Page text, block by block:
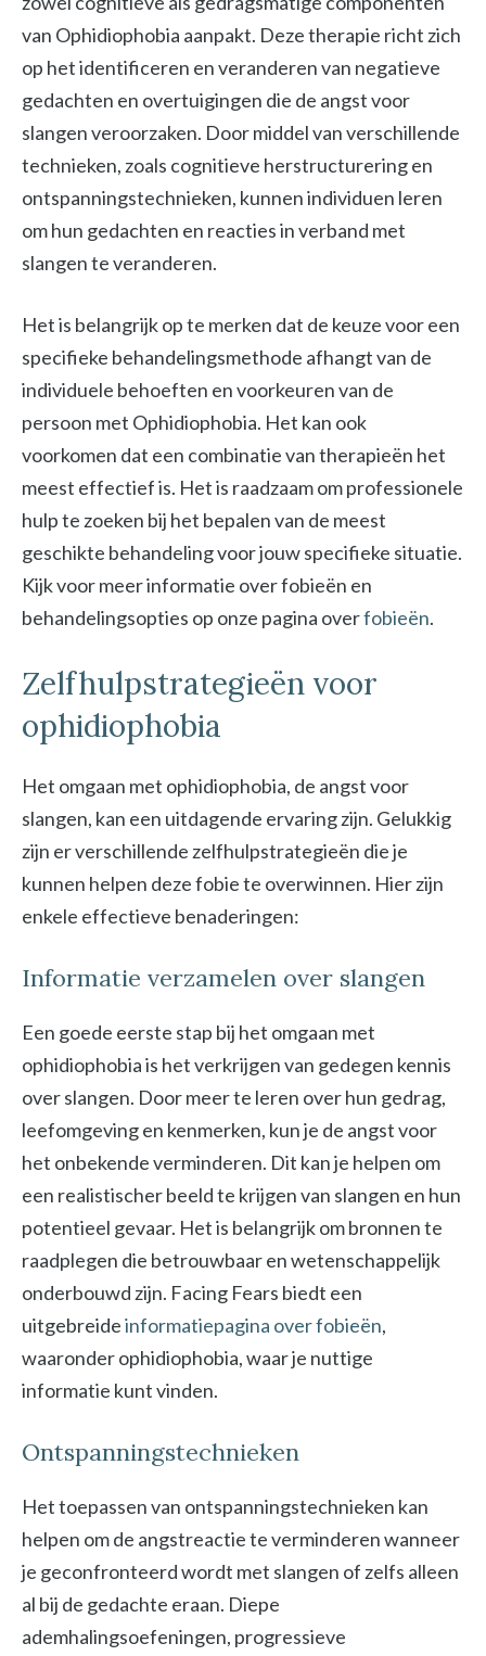
van Ophidiophobia aanpakt. Deze therapie richt zich
op het identificeren en veranderen van negatieve
gedachten en overtuigingen die de angst voor
slangen veroorzaken. Door middel van verschillende
technieken, zoals cognitieve herstructurering en
ontspanningstechnieken, kunnen individuen leren
om hun gedachten en reacties in verband met
slangen te veranderen.
Het is belangrijk op te merken dat de keuze voor een
specifieke behandelingsmethode afhangt van de
individuele behoeften en voorkeuren van de
persoon met Ophidiophobia. Het kan ook
voorkomen dat een combinatie van therapieën het
meest effectief is. Het is raadzaam om professionele
hulp te zoeken bij het bepalen van de meest
geschikte behandeling voor jouw specifieke situatie.
Kijk voor meer informatie over fobieën en
behandelingsopties op onze pagina overfobieën.
Zelfhulpstrategieën voor
ophidiophobia
Het omgaan met ophidiophobia, de angst voor
slangen, kan een uitdagende ervaring zijn. Gelukkig
zijn er verschillende zelfhulpstrategieën die je
kunnen helpen deze fobie te overwinnen. Hier zijn
enkele effectieve benaderingen:
Informatie verzamelen over slangen
Een goede eerste stap bij het omgaan met
ophidiophobia is het verkrijgen van gedegen kennis
over slangen. Door meer te leren over hun gedrag,
leefomgeving en kenmerken, kun je de angst voor
het onbekende verminderen. Dit kan je helpen om
een realistischer beeld te krijgen van slangen en hun
potentieel gevaar. Het is belangrijk om bronnen te
raadplegen die betrouwbaar en wetenschappelijk
onderbouwd zijn. Facing Fears biedt een
uitgebreideinformatiepagina over fobieën,
waaronder ophidiophobia, waar je nuttige
informatie kunt vinden.
Ontspanningstechnieken
Het toepassen van ontspanningstechnieken kan
helpen om de angstreactie te verminderen wanneer
je geconfronteerd wordt met slangen of zelfs alleen
al bij de gedachte eraan. Diepe
ademhalingsoefeningen, progressieve